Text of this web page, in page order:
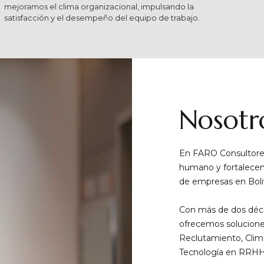
mejoramos el clima organizacional, impulsando la
satisfacción y el desempeño del equipo de trabajo.
En FARO
humano y
de empresas en
Con más de dos
ofrecemos
Reclutamiento,
Tecnología en